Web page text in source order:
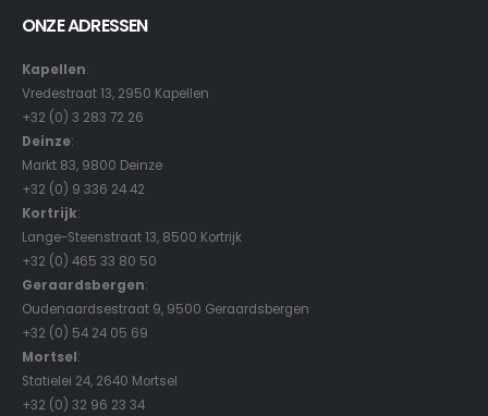
ONZE ADRESSEN
Kapellen:
Vredestraat 13, 2950 Kapellen
+32 (0) 3 283 72 26
Deinze:
Markt 83, 9800 Deinze
+32 (0) 9 336 24 42
Kortrijk:
Lange-Steenstraat 13, 8500 Kortrijk
+32 (0) 465 33 80 50
Geraardsbergen:
Oudenaardsestraat 9, 9500 Geraardsbergen
+32 (0) 54 24 05 69
Mortsel:
Statielei 24, 2640 Mortsel
+32 (0) 32 96 23 34